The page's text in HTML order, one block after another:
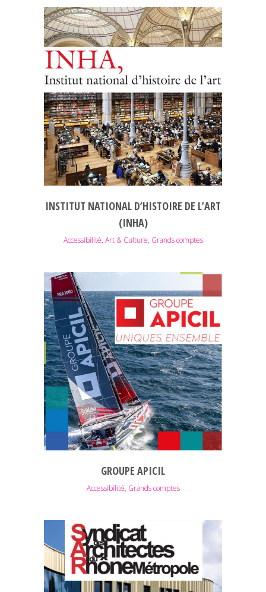
INSTITUT NATIONAL D’HISTOIRE DE L’ART
(INHA)
Accessibilité, Art & Culture, Grands comptes
GROUPE APICIL
Accessibilité, Grands comptes